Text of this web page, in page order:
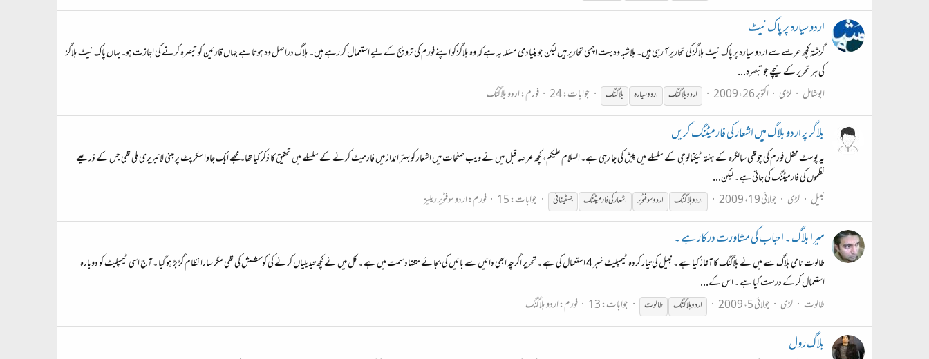
اردو سیارہ پر پاک نیٹ
گزشتہ کچھ عرصے سے اردو سیارہ پر پاک نیٹ بلاگز کی تحاریر آ رہی ہيں۔ بلاشبہ وہ بہت اچھی تحاریر ہیں لیکن جو بنیادی مسئلہ یہ ہے کہ وہ بلاگز کو اپنے فورم کی ترویج کے لیے استعمال کر رہے ہيں۔ بلاگ دراصل وہ ہوتا ہے جہاں قارئین کو تبصرہ کرنے کی اجازت ہو۔ یہاں پاک نیٹ بلاگز
کی ہر تحریر کے نیچے جو تبصرہ...
ابوشامل
لڑی اکتوبر 26، 2009 اردوبلاگنگ اردوسیارہ بلاگنگ جوابات: 24 فورم:اردو بلاگنگ
بلاگر پر اردو بلاگ میں اشعار کی فارمیٹنگ کریں
یہ پوسٹ محفل فورم کی چوتھی سالگرہ کے ہفتہ ٹیکنالوجی کے سلسلے میں پیش کی جا رہی ہے۔ السلام علیکم، کچھ عرصہ قبل میں نے ویب صفحات میں اشعار کو بہتر انداز میں فارمیٹ کرنے کے سلسلے میں تحقیق کا ذکر کیا تھا۔ مجھے ایک جاوا سکرپٹ پر مبنی لائبریری ملی تھی جس کے ذریعے
نظموں کی فارمیٹنگ کی جاتی ہے۔ لیکن...
نبیل
لڑی جولائی 19، 2009 اردوبلاگنگ اردوسوفٹویر اشعار کی فارمیٹنگ جسٹیفائی جوابات: 15 فورم:اردو سوفٹویر ریلیز
میرا بلاگ ۔ احباب کی مشاورت درکار ہے ۔
طالوت نامی بلاگ سے میں نے بلاگنگ کا آغاز کیا ہے ۔ نبیل کی تیار کردہ ٹیمپلیٹ نمبر 4 استعمال کی ہے ۔ تحریر اگرچہ ابھی دائیں سے بائیں کی بجائے متضاد سمت میں ہے ۔ کل میں نے کچھ تبدیلیاں کرنے کی کوشش کی تھی مگر سارا نظام گڑ بڑ ہو گیا ۔ آج اسی ٹیمپلیٹ کو دوبارہ
استعمال کر کے درست کیا ہے ۔ اس کے...
طالوت
لڑی جولائی 5، 2009 اردوبلاگنگ طالوت جوابات: 13 فورم:اردو بلاگنگ
بلاگ رول